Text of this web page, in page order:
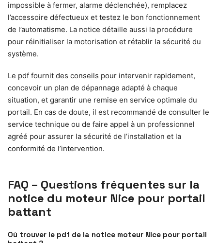
impossible à fermer, alarme déclenchée), remplacez
l’accessoire défectueux et testez le bon fonctionnement
de l’automatisme. La notice détaille aussi la procédure
pour réinitialiser la motorisation et rétablir la sécurité du
système.
Le pdf fournit des conseils pour intervenir rapidement,
concevoir un plan de dépannage adapté à chaque
situation, et garantir une remise en service optimale du
portail. En cas de doute, il est recommandé de consulter le
service technique ou de faire appel à un professionnel
agréé pour assurer la sécurité de l’installation et la
conformité de l’intervention.
FAQ – Questions fréquentes sur la
notice du moteur Nice pour portail
battant
Où trouver le pdf de la notice moteur Nice pour portail